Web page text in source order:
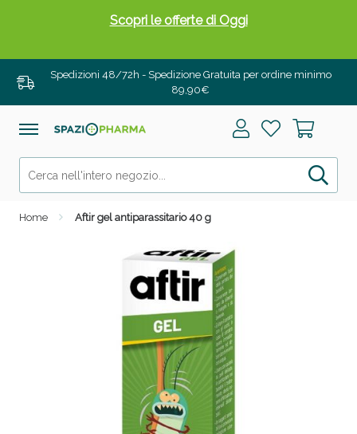
Spedizioni 48/72h - Spedizione Gratuita per ordine minimo
89,90€
Home Aftir gel antiparassitario 40 g
Scopri le offerte di Oggi
Drenanti e Pancia Piatta: Sconti fino al 55% validi
solo per OGGI!